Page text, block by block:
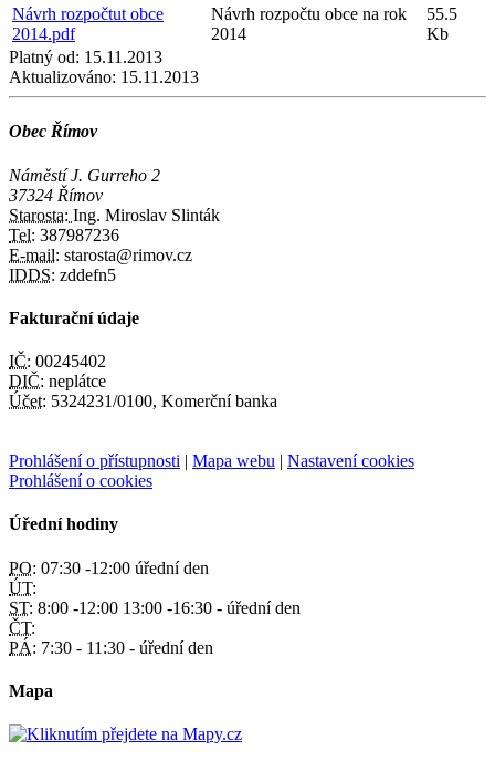
Návrh rozpočtut obce
2014.pdf
Návrh rozpočtu obce na rok
2014
55.5
Kb
Platný od: 15.11.2013
Aktualizováno: 15.11.2013
Obec Římov
Náměstí J. Gurreho 2
37324 Římov
Starosta: Ing. Miroslav Slinták
Tel: 387987236
E-mail: starosta@rimov.cz
IDDS: zddefn5
Fakturační údaje
IČ: 00245402
DIČ: neplátce
Účet: 5324231/0100, Komerční banka
Prohlášení o přístupnosti | Mapa webu | Nastavení cookies
Prohlášení o cookies
Úřední hodiny
PO: 07:30 -12:00 úřední den
ÚT:
ST: 8:00 -12:00 13:00 -16:30 - úřední den
ČT:
PÁ: 7:30 - 11:30 - úřední den
Mapa